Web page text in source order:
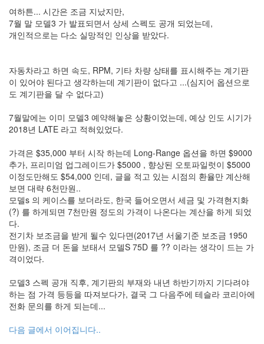
여하튼... 시간은 조금 지났지만,
7월 말 모델3 가 발표되면서 상세 스펙도 공개 되었는데,
개인적으로는 다소 실망적인 인상을 받았다.
자동차라고 하면 속도, RPM, 기타 차량 상태를 표시해주는 계기판
이 있어야 된다고 생각하는데 계기판이 없다고 ...(심지어 옵션으로
도 계기판을 달 수 없다고)
7월말에는 이미 모델3 예약해놓은 상황이었는데, 예상 인도 시기가
2018년 LATE 라고 적혀있었다.
가격은 $35,000 부터 시작 하는데 Long-Range 옵션을 하면 $9000
추가, 프리미엄 업그레이드가 $5000 , 향상된 오토파일럿이 $5000
이정도만해도 $54,000 인데, 글을 적고 있는 시점의 환율만 계산해
보면 대략 6천만원..
모델s 의 케이스를 보더라도, 한국 들어오면서 세금 및 가격현지화
(?) 를 하게되면 7천만원 정도의 가격이 나온다는 계산을 하게 되었
다.
전기차 보조금을 받게 될수 있다면(2017년 서울기준 보조금 1950
만원), 조금 더 돈을 보태서 모델S 75D 를 ?? 이라는 생각이 드는 가
격이었다.
모델3 스펙 공개 직후, 계기판의 부재와 내년 하반기까지 기다려야
하는 점 가격 등등을 따져보다가, 결국 그 다음주에 테슬라 코리아에
전화 문의를 하게 되는데...
다음 글에서 이어집니다..